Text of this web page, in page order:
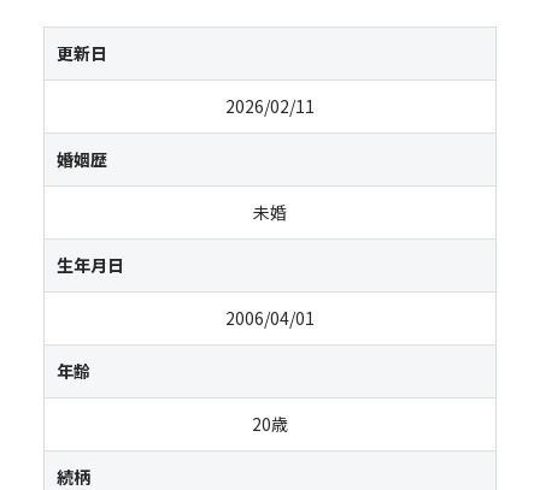
更新日
2026/02/11
婚姻歴
未婚
生年月日
2006/04/01
年齢
20歳
続柄